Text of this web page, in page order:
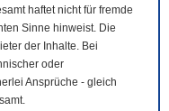
haftet nicht für fremde
Sinne hinweist. Die
der Inhalte. Bei
oder
Ansprüche - gleich